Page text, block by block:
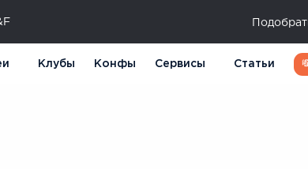
Клубы Конфы Сервисы Статьи